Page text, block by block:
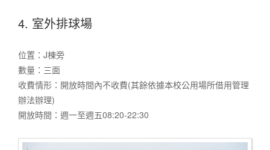
4. 室外排球場
位置：J棟旁
數量：三面
收費情形：開放時間內不收費(其餘依據本校公用場所借用管理
辦法辦理)
開放時間：週一至週五08:20-22:30